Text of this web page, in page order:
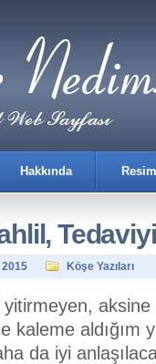
Hakkında
Köşe Yazıları
yitirmeyen,
kaleme aldığım
da iyi